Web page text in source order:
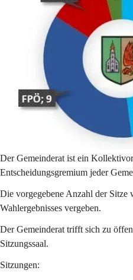
Der Gemeinderat ist ein
Entscheidungsgremium jeder
Die vorgegebene Anzahl der Sitze
Wahlergebnisses vergeben.
Der Gemeinderat trifft sich zu
Sitzungssaal.
Sitzungen: